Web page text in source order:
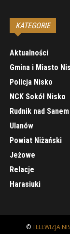
KATEGORIE
Aktualności
Gmina i Miasto
Policja Nisko
NCK Sokół Nisko
Rudnik nad Sanem
Ulanów
Powiat Niżański
Jeżowe
Relacje
Harasiuki
©TELEWIZJA